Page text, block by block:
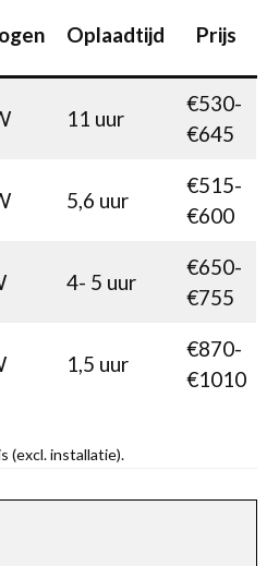
Oplaadtijd Prijs
11 uur
€530-
€645
5,6 uur
€515-
€600
4- 5 uur
€650-
€755
1,5 uur
€870-
€1010
(excl. installatie).